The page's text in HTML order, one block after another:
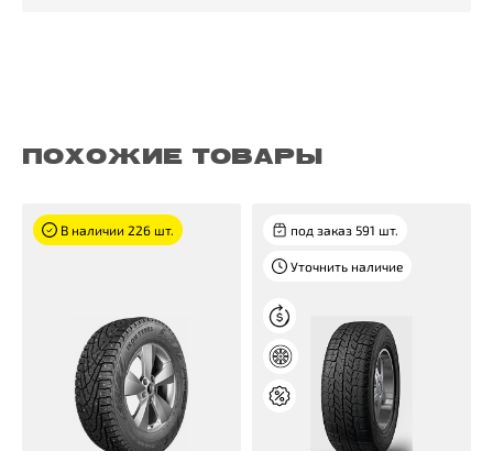
ПОХОЖИЕ ТОВАРЫ
В наличии 226 шт. под заказ 591 шт.
Уточнить наличие